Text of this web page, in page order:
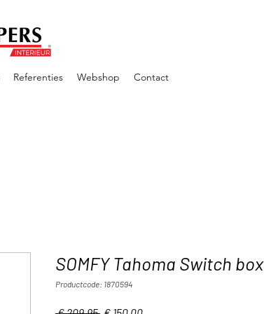
Referenties Webshop Contact
SOMFY Tahoma Switch box
Productcode: 1870594